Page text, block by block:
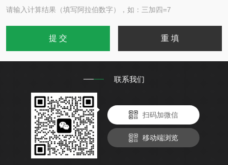
请输入计算结果（填写阿拉伯数字），如：三加四=7
联系我们
扫码加微信
移动端浏览